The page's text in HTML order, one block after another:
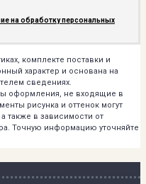
на обработку персональных
комплекте поставки и
характер и основана на
сведениях.
оформления, не входящие в
рисунка и оттенок могут
также в зависимости от
Точную информацию уточняйте